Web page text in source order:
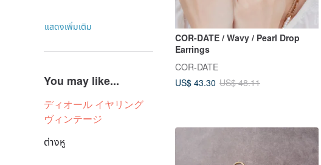
แสดงเพิ่มเติม
You may like...
ディオール イヤリング
ヴィンテージ
ต่างหู
COR-DATE / Wavy / Pearl Drop
Earrings
COR-DATE
US$ 43.30 US$ 48.11